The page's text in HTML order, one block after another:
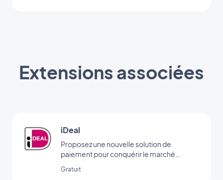
Extensions associées
iDeal
Proposez une nouvelle solution de
paiement pour conquérir le marché
Gratuit